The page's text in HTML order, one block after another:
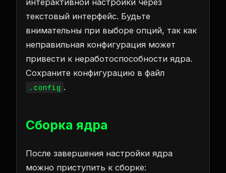
интерактивной настройки через
текстовый интерфейс. Будьте
внимательны при выборе опций, так как
неправильная конфигурация может
привести к неработоспособности ядра.
Сохраните конфигурацию в файл
.config .
Сборка ядра
После завершения настройки ядра
можно приступить к сборке: